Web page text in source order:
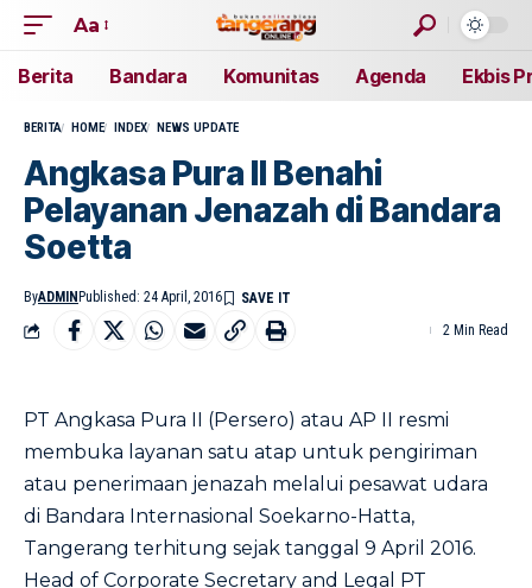
Aa
Berita Bandara Komunitas Agenda Ekbis
BERITA HOME INDEX NEWS UPDATE
Angkasa Pura II Benahi
Pelayanan Jenazah di Bandara
Soetta
ByADMIN Published: 24 April, 2016
2 Min Read
PT Angkasa Pura II (Persero) atau AP II resmi
membuka layanan satu atap untuk pengiriman
atau penerimaan jenazah melalui pesawat udara
di Bandara Internasional Soekarno-Hatta,
Tangerang terhitung sejak tanggal 9 April 2016.
Head of Corporate Secretary and Legal PT